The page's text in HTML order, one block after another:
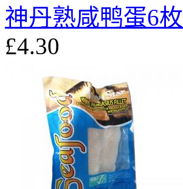
神丹熟咸鸭蛋6枚
£4.30